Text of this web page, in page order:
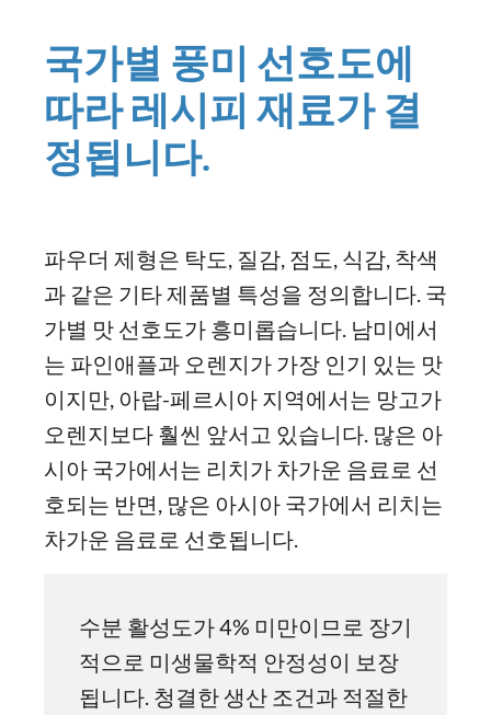
국가별 풍미 선호도에
따라 레시피 재료가 결
정됩니다.
파우더 제형은 탁도, 질감, 점도, 식감, 착색
과 같은 기타 제품별 특성을 정의합니다. 국
가별 맛 선호도가 흥미롭습니다. 남미에서
는 파인애플과 오렌지가 가장 인기 있는 맛
이지만, 아랍-페르시아 지역에서는 망고가
오렌지보다 훨씬 앞서고 있습니다. 많은 아
시아 국가에서는 리치가 차가운 음료로 선
호되는 반면, 많은 아시아 국가에서 리치는
차가운 음료로 선호됩니다.
수분 활성도가 4% 미만이므로 장기
적으로 미생물학적 안정성이 보장
됩니다. 청결한 생산 조건과 적절한